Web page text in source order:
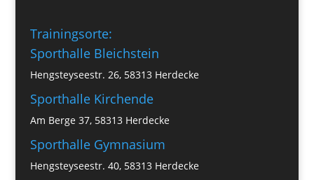
Trainingsorte:
Sporthalle Bleichstein
Hengsteyseestr. 26, 58313 Herdecke
Sporthalle Kirchende
Am Berge 37, 58313 Herdecke
Sporthalle Gymnasium
Hengsteyseestr. 40, 58313 Herdecke